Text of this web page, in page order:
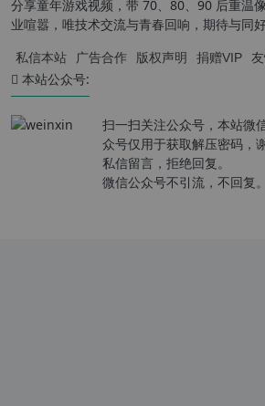
分享童年游戏视频，带 70、80、90 后重温
业喧嚣，唯技术交流与青春回响，期待与同
私信本站 广告合作 版权声明 捐赠VIP
本站公众号:
扫一扫关注公众号，本站微
众号仅用于获取解压密码，
私信留言，拒绝回复。
微信公众号不引流，不回复。